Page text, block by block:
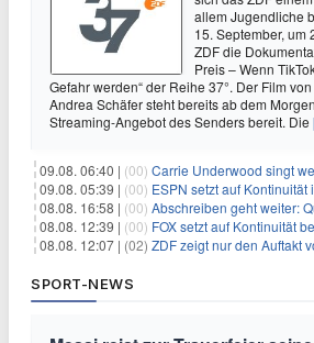
allem Jugendliche
15. September, um
ZDF die
Preis – Wenn
Gefahr werden“ der Reihe 37°. Der Film
Andrea Schäfer steht bereits ab dem
Streaming-Angebot des Senders bereit. Die
09.08. 06:40 | (00) Carrie Underwood singt
09.08. 05:39 | (00) ESPN setzt auf
08.08. 16:58 | (00) Abschreiben geht weiter:
08.08. 12:39 | (00) FOX setzt auf Kontinuität bei
08.08. 12:07 | (02) ZDF zeigt nur den Auftakt von
SPORT-NEWS